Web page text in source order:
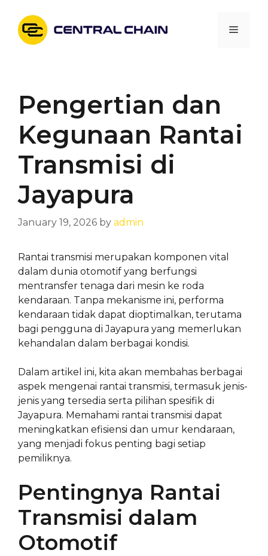
content
Menu
Pengertian dan
Kegunaan Rantai
Transmisi di
Jayapura
January 19, 2026 by admin
Rantai transmisi merupakan komponen vital
dalam dunia otomotif yang berfungsi
mentransfer tenaga dari mesin ke roda
kendaraan. Tanpa mekanisme ini, performa
kendaraan tidak dapat dioptimalkan, terutama
bagi pengguna di Jayapura yang memerlukan
kehandalan dalam berbagai kondisi.
Dalam artikel ini, kita akan membahas berbagai
aspek mengenai rantai transmisi, termasuk jenis-
jenis yang tersedia serta pilihan spesifik di
Jayapura. Memahami rantai transmisi dapat
meningkatkan efisiensi dan umur kendaraan,
yang menjadi fokus penting bagi setiap
pemiliknya.
Pentingnya Rantai
Transmisi dalam
Otomotif